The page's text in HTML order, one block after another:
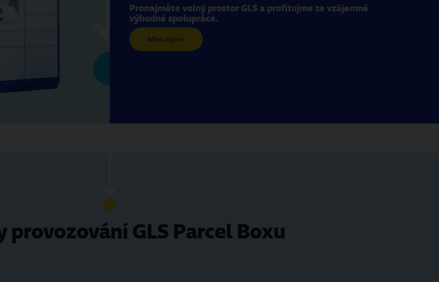
Pronajměte volný prostor GLS a profitujme ze vzájemně
výhodné spolupráce.
Mám zájem
provozování GLS Parcel Boxu